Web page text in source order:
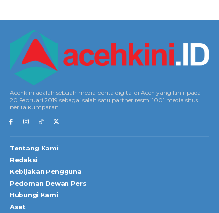
Acehkini adalah sebuah media berita digital di Aceh yang lahir pada
20 Februari 2019 sebagai salah satu partner resmi 1001 media situs
berita kumparan.
Tentang Kami
Redaksi
Kebijakan Pengguna
Pedoman Dewan Pers
Hubungi Kami
Aset